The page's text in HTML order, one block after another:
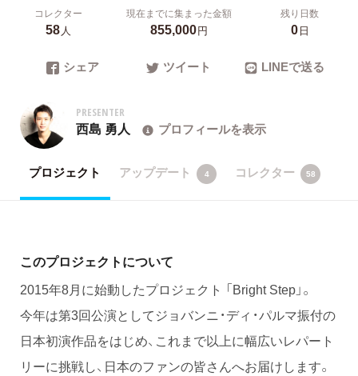
コレクター
58人
現在までに集まった金額
855,000円
残り日数
0日
シェア ツイート LINEで送る
PRESENTER
西島 勇人 プロフィールを表示
プロジェクト アップデート 4 コレクター 58
このプロジェクトについて
2015年8月に始動したプロジェクト 「Bright Step」。
今年は第3回公演としてジョバンニ・ディ・パルマ振付の
日本初演作品をはじめ、これまで以上に幅広いレパート
リーに挑戦し、日本のファンの皆さんへお届けします。